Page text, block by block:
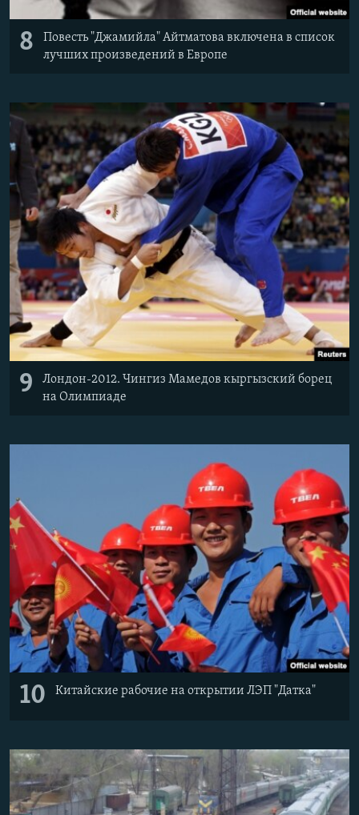
8
Повесть "Джамийла" Айтматова включена в список
лучших произведений в Европе
9
Лондон-2012. Чингиз Мамедов кыргызский борец
на Олимпиаде
10 Китайские рабочие на открытии ЛЭП "Датка"